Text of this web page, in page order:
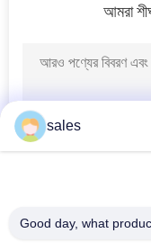
আমরা
sales
Good day, what